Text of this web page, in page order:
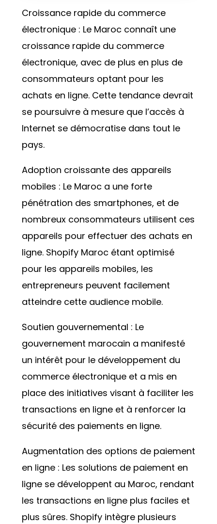
Croissance rapide du commerce
électronique : Le Maroc connaît une
croissance rapide du commerce
électronique, avec de plus en plus de
consommateurs optant pour les
achats en ligne. Cette tendance devrait
se poursuivre à mesure que l’accès à
Internet se démocratise dans tout le
pays.
Adoption croissante des appareils
mobiles : Le Maroc a une forte
pénétration des smartphones, et de
nombreux consommateurs utilisent ces
appareils pour effectuer des achats en
ligne. Shopify Maroc étant optimisé
pour les appareils mobiles, les
entrepreneurs peuvent facilement
atteindre cette audience mobile.
Soutien gouvernemental : Le
gouvernement marocain a manifesté
un intérêt pour le développement du
commerce électronique et a mis en
place des initiatives visant à faciliter les
transactions en ligne et à renforcer la
sécurité des paiements en ligne.
Augmentation des options de paiement
en ligne : Les solutions de paiement en
ligne se développent au Maroc, rendant
les transactions en ligne plus faciles et
plus sûres. Shopify intègre plusieurs